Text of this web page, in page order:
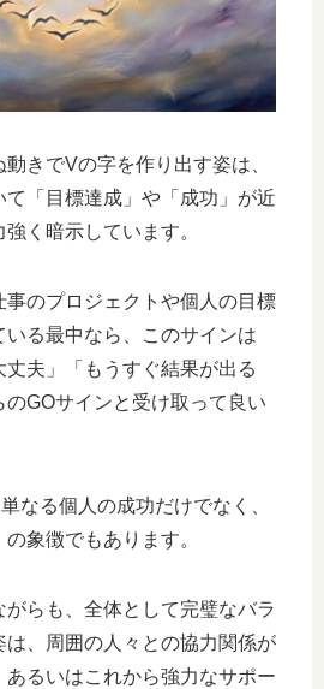
きでVの字を作り出す姿は、
て「目標達成」や「成功」が近
く暗示しています。
事のプロジェクトや個人の目標
いる最中なら、このサインは
丈夫」「もうすぐ結果が出る
のGOサインと受け取って良い
なる個人の成功だけでなく、
の象徴でもあります。
らも、全体として完璧なバラ
は、周囲の人々との協力関係が
あるいはこれから強力なサポー